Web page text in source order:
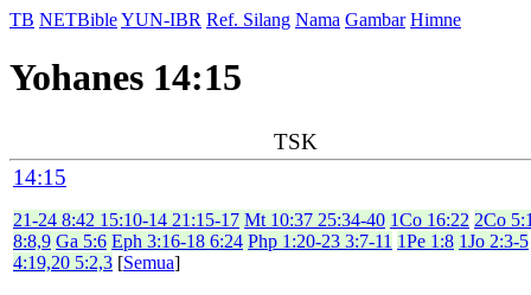
TB NETBibleYUN-IBR Ref. Silang Nama Gambar Himne
Yohanes 14:15
TSK
14:15
21-24 8:42 15:10-14 21:15-17 Mt 10:37 25:34-40 1Co 16:22 2Co
8:8,9 Ga 5:6 Eph 3:16-18 6:24 Php 1:20-23 3:7-11 1Pe 1:8 1Jo 2:3-5
4:19,20 5:2,3 [Semua]